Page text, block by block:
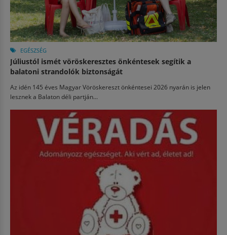
EGÉSZSÉG
Júliustól ismét vöröskeresztes önkéntesek segítik a
balatoni strandolók biztonságát
Az idén 145 éves Magyar Vöröskereszt önkéntesei 2026 nyarán is jelen
lesznek a Balaton déli partján...